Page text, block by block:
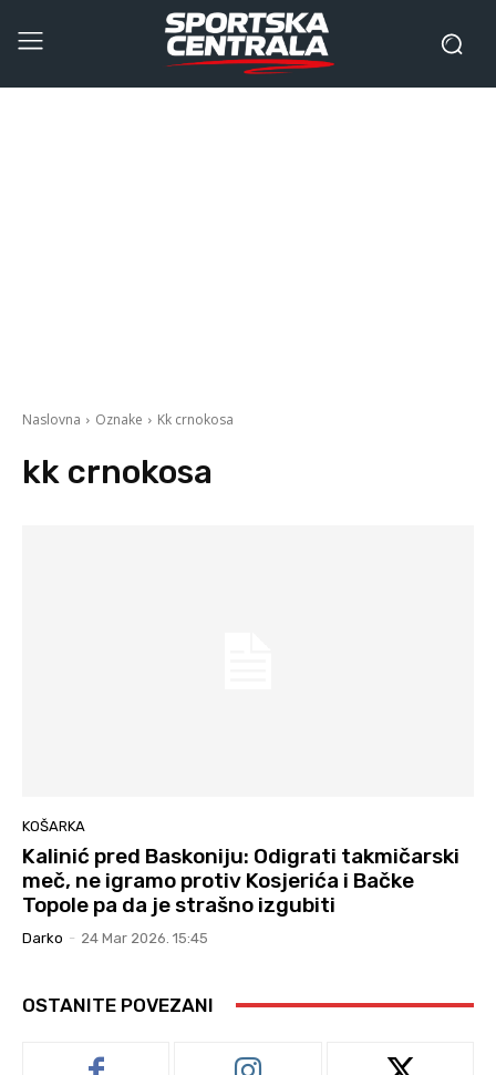
Naslovna Oznake Kk crnokosa
kk crnokosa
KOŠARKA
Kalinić pred Baskoniju: Odigrati takmičarski
meč, ne igramo protiv Kosjerića i Bačke
Topole pa da je strašno izgubiti
Darko - 24 Mar 2026. 15:45
OSTANITE POVEZANI